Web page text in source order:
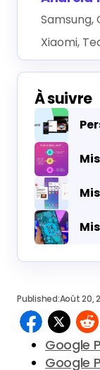
Published:Août 20,
Google Pixel
PREVIOUS POST